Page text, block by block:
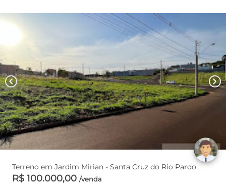
chevron_left chevron_right
Terreno em Jardim Mirian - Santa Cruz do Rio Pardo
R$ 100.000,00 /venda